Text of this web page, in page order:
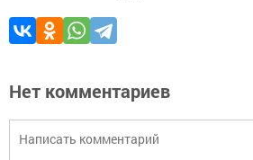
Нет комментариев